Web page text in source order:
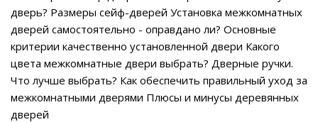
дверь? Размеры сейф-дверей Установка межкомнатных
дверей самостоятельно - оправдано ли? Основные
критерии качественно установленной двери Какого
цвета межкомнатные двери выбрать? Дверные ручки.
Что лучше выбрать? Как обеспечить правильный уход за
межкомнатными дверями Плюсы и минусы деревянных
дверей